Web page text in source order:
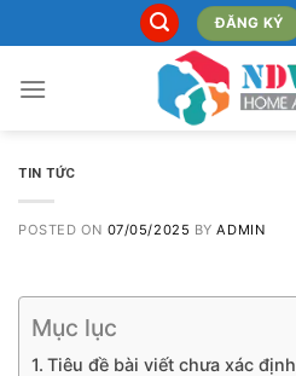
to
content
ĐĂNG KÝ
TIN TỨC
POSTED ON 07/05/2025 BYADMIN
Mục lục
Tiêu đề bài viết chưa xác định